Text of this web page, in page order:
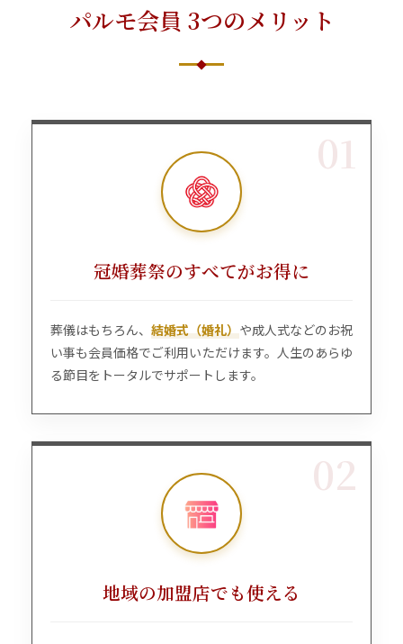
パルモ会員 3つのメリット
01
冠婚葬祭のすべてがお得に
葬儀はもちろん、 結婚式（婚礼）や成人式などのお祝
い事も会員価格でご利用いただけます。人生のあらゆ
る節目をトータルでサポートします。
02
地域の加盟店でも使える